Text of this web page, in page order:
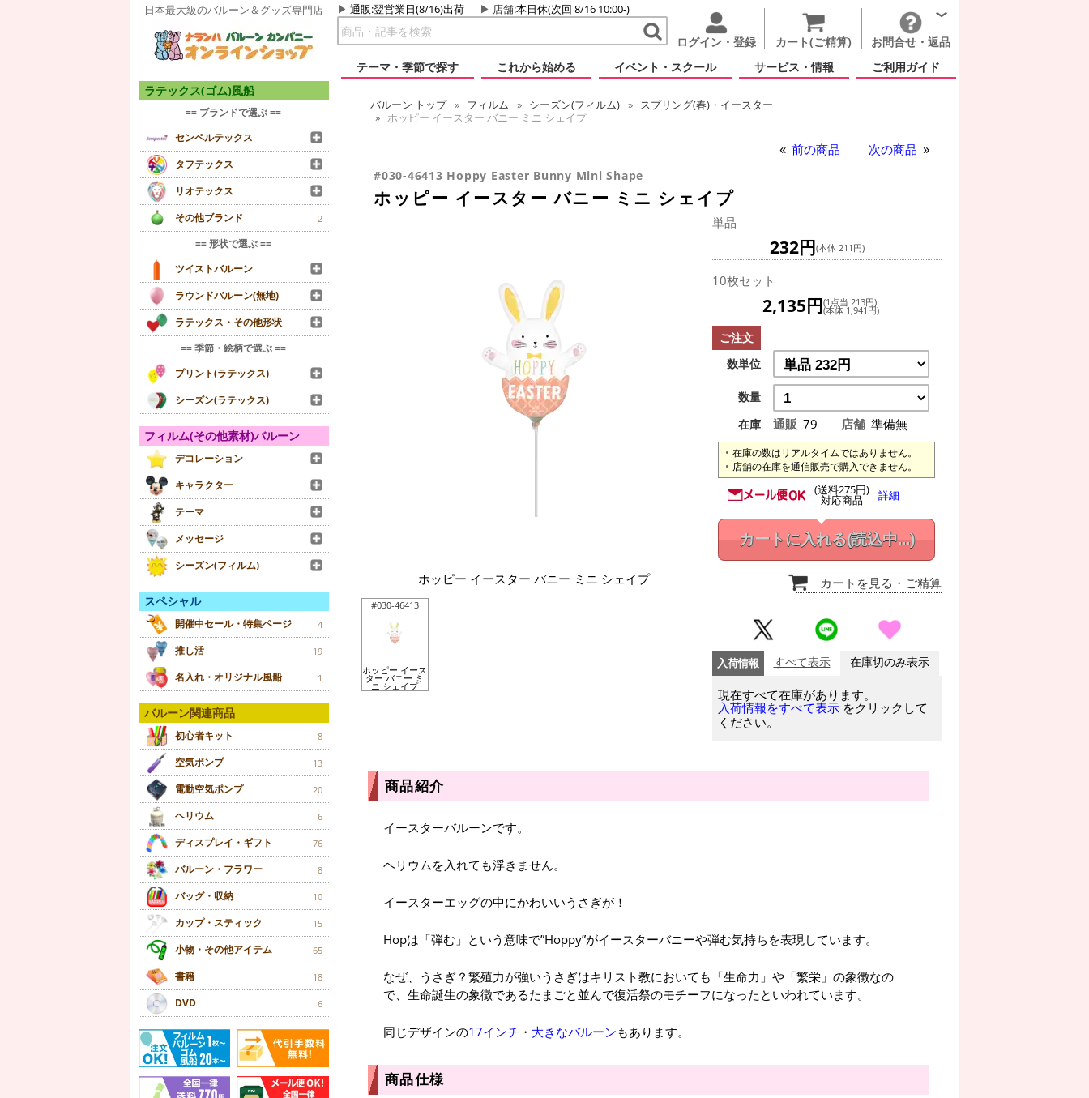
日本最大級のバルーン＆グッズ専門店 通販:翌営業日(8/16)出荷 店舗:本日休(次回 8/16 10:00-)
ログイン・登録 カート(ご精算)
お問合せ・返品
テーマ・季節で探す
これから始める イベント・スクール サービス・情報 ご利用ガイド
ラテックス(ゴム)風船
== ブランドで選ぶ ==
センペルテックス
タフテックス
リオテックス
その他ブランド
2
== 形状で選ぶ ==
ツイストバルーン
ラウンドバルーン(無地)
ラテックス・その他形状
== 季節・絵柄で選ぶ ==
プリント(ラテックス)
シーズン(ラテックス)
フィルム(その他素材)バルーン
デコレーション
キャラクター
テーマ
メッセージ
シーズン(フィルム)
スペシャル
開催中セール・特集ページ 4
推し活 19
名入れ・オリジナル風船 1
バルーン関連商品
初心者キット 8
空気ポンプ 13
電動空気ポンプ 20
ヘリウム 6
ディスプレイ・ギフト 76
バルーン・フラワー 8
バッグ・収納 10
カップ・スティック 15
小物・その他アイテム 65
書籍 18
DVD 6
バルーン トップ フィルム シーズン(フィルム)
スプリング(春)・イースター
ホッピー イースター バニー ミニ シェイプ
前の商品 次の商品
#030-46413 Hoppy Easter Bunny Mini Shape
ホッピー イースター バニー ミニ シェイプ
ホッピー イースター バニー ミニ シェイプ
#030-46413
ホッピー イース
ター バニー ミ
ニ シェイプ
単品
232円(本体 211円)
10枚セット
2,135円(1点当 213円)
(本体 1,941円)
ご注文
数単位
数量
在庫
通販 79 店舗 準備無
在庫の数はリアルタイムではありません。
店舗の在庫を通信販売で購入できません。
(送料275円)
対応商品 詳細
カートに入れる(読込中...)
カートを見る ・ご精算
入荷情報 すべて表示 在庫切のみ表示
現在すべて在庫があります。
入荷情報をすべて表示 をクリックして
ください。
商品紹介
イースターバルーンです。
ヘリウムを入れても浮きません。
イースターエッグの中にかわいいうさぎが！
Hopは「弾む」という意味で”Hoppy”がイースターバニーや弾む気持ちを表現しています。
なぜ、うさぎ？繁殖力が強いうさぎはキリスト教においても「生命力」や「繁栄」の象徴なの
で、生命誕生の象徴であるたまごと並んで復活祭のモチーフになったといわれています。
同じデザインの17インチ ・ 大きなバルーンもあります。
商品仕様